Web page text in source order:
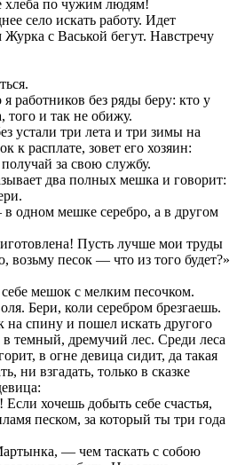
хлеба по чужим людям!
село искать работу. Идет
с Васькой бегут. Навстречу
работников без ряды беру: кто у
того и так не обижу.
устали три лета и три зимы на
к расплате, зовет его хозяин:
за свою службу.
два полных мешка и говорит:
мешке серебро, а в другом
Пусть лучше мои труды
возьму песок — что из того будет?»
мешок с мелким песочком.
Бери, коли серебром брезгаешь.
спину и пошел искать другого
темный, дремучий лес. Среди леса
в огне девица сидит, да такая
ни взгадать, только в сказке
хочешь добыть себе счастья,
песком, за который ты три года
— чем таскать с собою